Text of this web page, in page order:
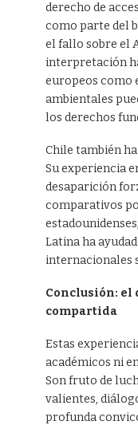
derecho de
como parte del
el fallo sobre el
interpretación
europeos como
ambientales
los derechos
Chile también
Su experiencia
desaparición
comparativos
Latina ha
internacionales
Conclusión: el
compartida
Estas
académicos ni
Son fruto de
valientes,
profunda